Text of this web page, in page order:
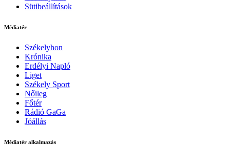
Sütibeállítások
Médiatér
Székelyhon
Krónika
Erdélyi Napló
Liget
Székely Sport
Nőileg
Főtér
Rádió GaGa
Jóállás
Médiatér alkalmazás